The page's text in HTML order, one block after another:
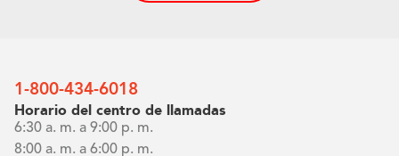
1-800-434-6018
Horario del centro de llamadas
6:30 a. m. a 9:00 p. m.
8:00 a. m. a 6:00 p. m.